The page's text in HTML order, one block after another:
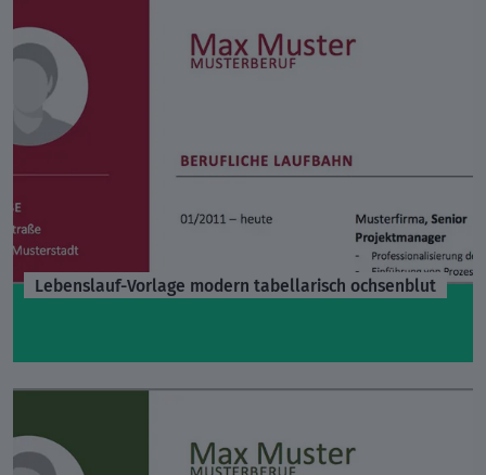
Lebenslauf-Vorlage modern tabellarisch ochsenblut